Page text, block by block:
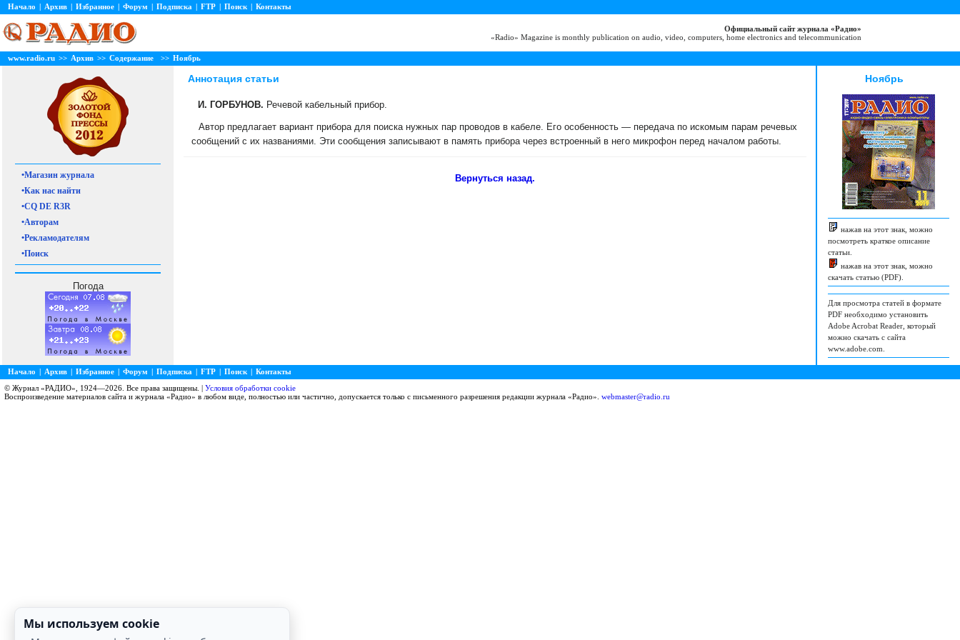
Начало | Архив | Избранное | Форум | Подписка | FTP | Поиск | Контакты
Официальный сайт журнала «Радио»
«Radio» Magazine is monthly publication on audio, video, computers, home electronics and telecommunication
www.radio.ru >> Архив >> Содержание >> Ноябрь
•Магазин журнала
•Как нас найти
•CQ DE R3R
•Авторам
•Рекламодателям
•Поиск
Погода
Аннотация статьи
И. ГОРБУНОВ. Речевой кабельный прибор.
Автор предлагает вариант прибора для поиска нужных пар проводов в кабеле. Его особенность — передача по искомым парам речевых
сообщений с их названиями. Эти сообщения записывают в память прибора через встроенный в него микрофон перед началом работы.
Вернуться назад.
Ноябрь
нажав на этот знак, можно
посмотреть краткое описание
статьи.
нажав на этот знак, можно
скачать статью (PDF).
Для просмотра статей в формате
PDF необходимо установить
Adobe Acrobat Reader, который
можно скачать с сайта
www.adobe.com.
Начало | Архив | Избранное | Форум | Подписка | FTP | Поиск | Контакты
© Журнал «РАДИО», 1924—2026. Все права защищены. | Условия обработки cookie
Воспроизведение материалов сайта и журнала «Радио» в любом виде, полностью или частично, допускается только с письменного разрешения редакции журнала «Радио». webmaster@radio.ru
Мы используем cookie